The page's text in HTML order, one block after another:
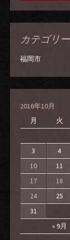
カテゴリー
福岡市
2016年10月
月
火
« 9月
3
4
10
11
17
18
24
25
31